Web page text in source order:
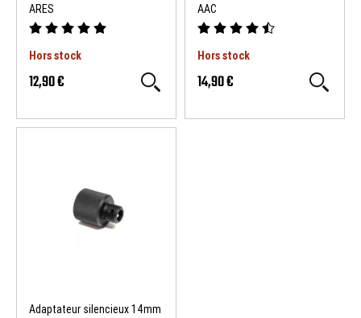
ARES
Hors stock
12,90 €
AAC
Hors stock
14,90 €
Adaptateur silencieux 14mm